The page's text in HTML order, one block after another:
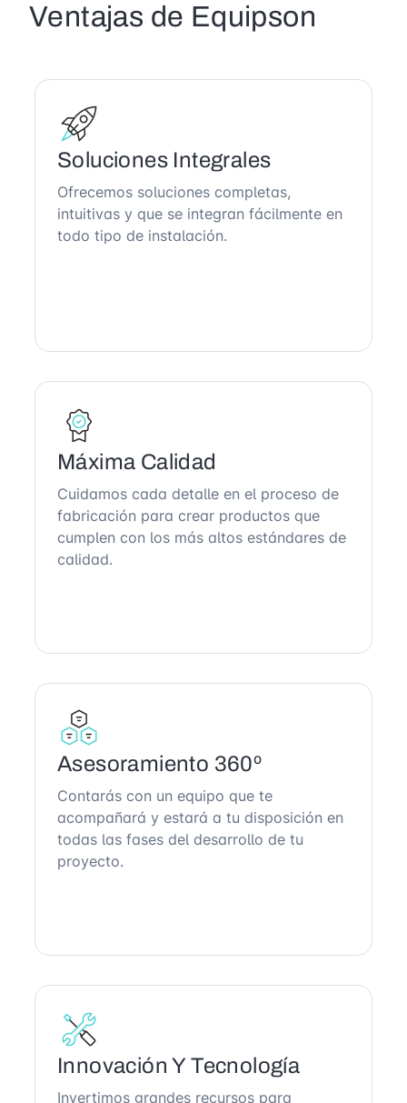
Ventajas de Equipson
Soluciones Integrales
Ofrecemos soluciones completas,
intuitivas y que se integran fácilmente en
todo tipo de instalación.
Máxima Calidad
Cuidamos cada detalle en el proceso de
fabricación para crear productos que
cumplen con los más altos estándares de
calidad.
Asesoramiento 360º
Contarás con un equipo que te
acompañará y estará a tu disposición en
todas las fases del desarrollo de tu
proyecto.
Innovación Y Tecnología
Invertimos grandes recursos para